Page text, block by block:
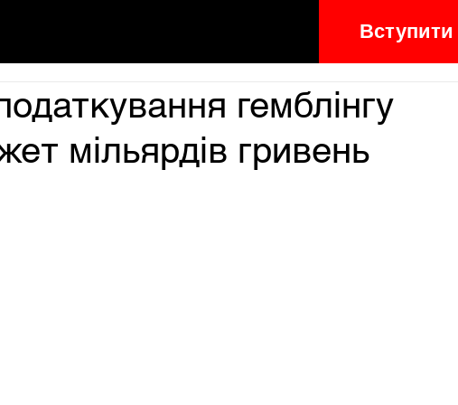
Вступити
гемблінгу
мільярдів гривень